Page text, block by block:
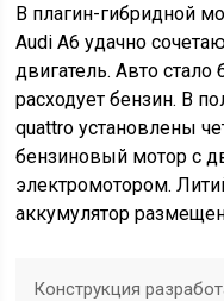
В плагин-гибридной
Audi A6 удачно
двигатель. Авто
расходует бензин. В
quattro установлены
бензиновый мотор с
электромотором.
аккумулятор
Конструкция